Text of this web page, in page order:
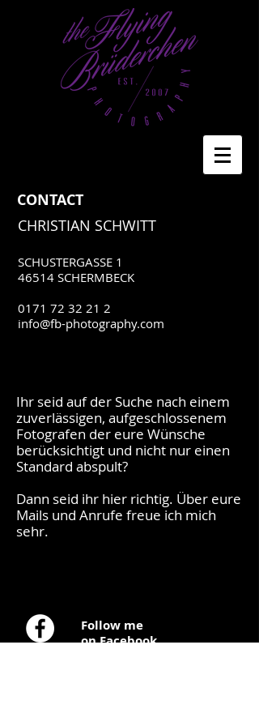
CONTACT
CHRISTIAN SCHWITT
SCHUSTERGASSE 1
46514 SCHERMBECK
0171 72 32 21 2
info@fb-photography.com
Ihr seid auf der Suche nach einem
zuverlässigen, aufgeschlossenem
Fotografen der eure Wünsche
berücksichtigt und nicht nur einen
Standard abspult?
Dann seid ihr hier richtig. Über eure
Mails und Anrufe freue ich mich
sehr.
Follow me
onFacebook